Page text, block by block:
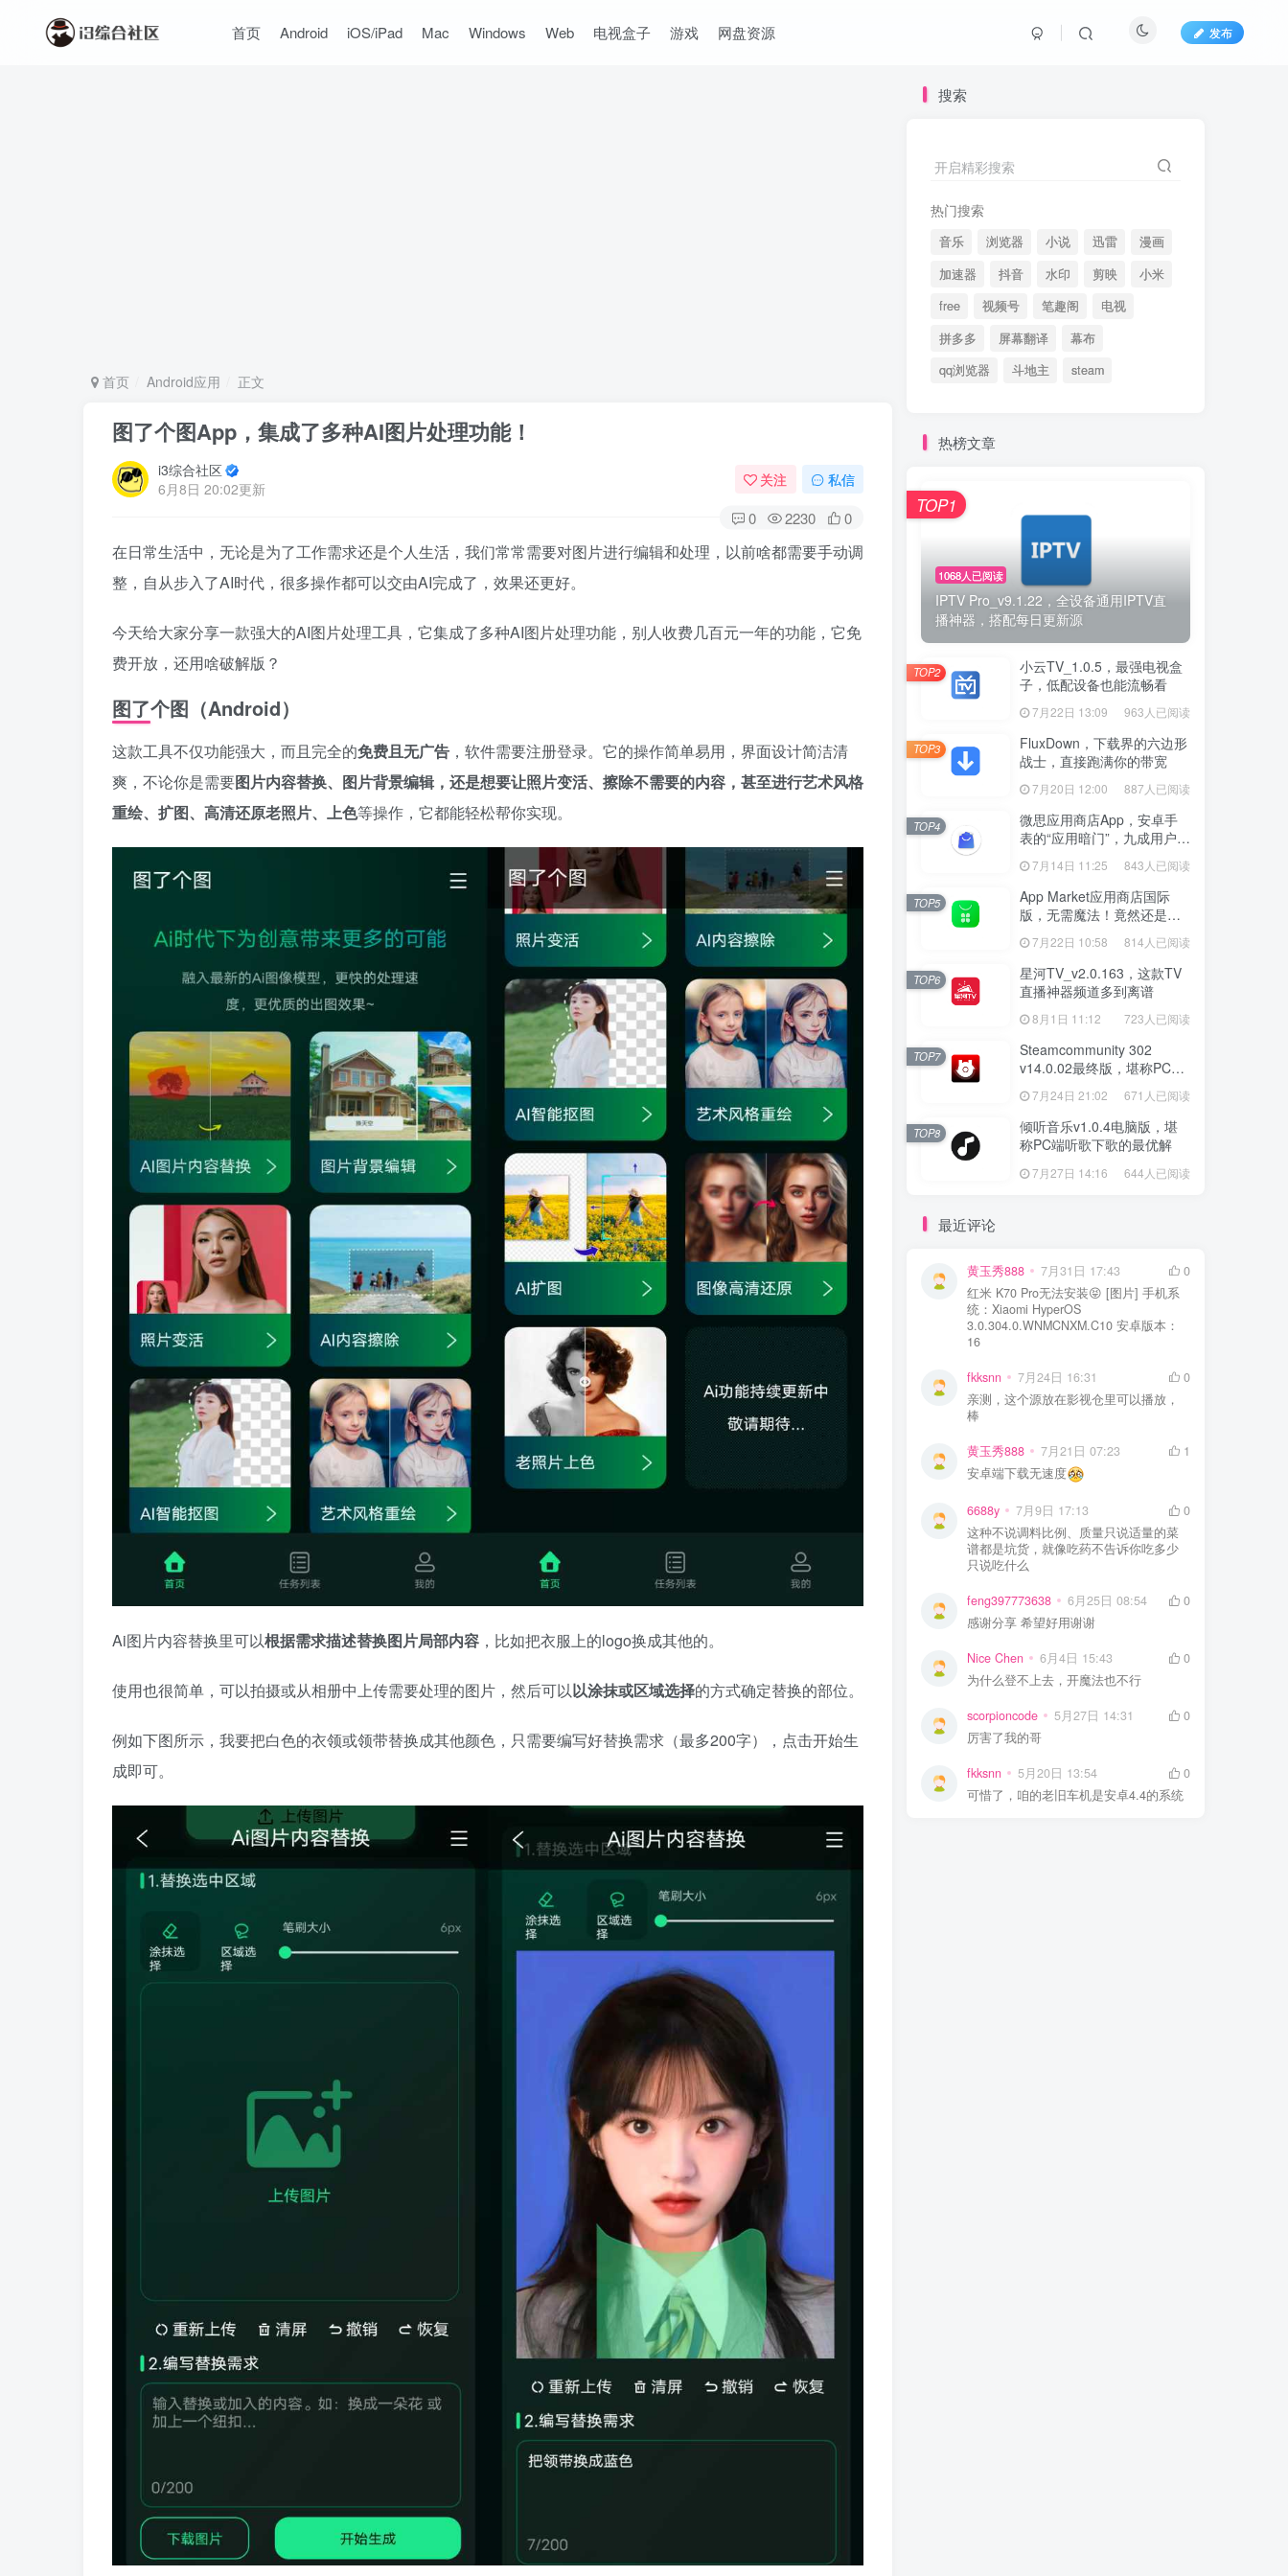
首页 Android iOS/iPad Mac Windows Web 电视盒子 游戏 网盘资源 发布
首页 Android应用 正文
图了个图App，集成了多种AI图片处理功能！
i3综合社区
6月8日 20:02更新
关注 私信
0 2230 0
在日常生活中，无论是为了工作需求还是个人生活，我们常常需要对图片进行编辑和处理，以前啥都需要手动调
整，自从步入了AI时代，很多操作都可以交由AI完成了，效果还更好。
今天给大家分享一款强大的AI图片处理工具，它集成了多种AI图片处理功能，别人收费几百元一年的功能，它免
费开放，还用啥破解版？
图了个图（Android）
这款工具不仅功能强大，而且完全的免费且无广告 ，软件需要注册登录。它的操作简单易用，界面设计简洁清
爽，不论你是需要图片内容替换、图片背景编辑，还是想要让照片变活、擦除不需要的内容，甚至进行艺术风格
重绘、扩图、高清还原老照片、上色等操作，它都能轻松帮你实现。
Ai图片内容替换里可以根据需求描述替换图片局部内容 ，比如把衣服上的logo换成其他的。
使用也很简单，可以拍摄或从相册中上传需要处理的图片，然后可以以涂抹或区域选择的方式确定替换的部位。
例如下图所示，我要把白色的衣领或领带替换成其他颜色，只需要编写好替换需求（最多200字），点击开始生
成即可。
搜索
开启精彩搜索
热门搜索
音乐 浏览器 小说 迅雷
漫画
加速器
抖音 水印 剪映
小米
free
视频号 笔趣阁
电视
拼多多
屏幕翻译
幕布
qq浏览器
斗地主 steam
热榜文章
1068人已阅读
IPTV Pro_v9.1.22，全设备通用IPTV直
播神器，搭配每日更新源
TOP1
小云TV_1.0.5，最强电视盒
子，低配设备也能流畅看
7月22日 13:09 963人已阅读
TOP2
FluxDown，下载界的六边形
战士，直接跑满你的带宽
7月20日 12:00 887人已阅读
TOP3
微思应用商店App，安卓手
表的“应用暗门”，九成用户还
没发现
7月14日 11:25 843人已阅读
TOP4
App Market应用商店国际
版，无需魔法！竟然还是大
厂出品？
7月22日 10:58 814人已阅读
TOP5
星河TV_v2.0.163，这款TV
直播神器频道多到离谱
8月1日 11:12 723人已阅读
TOP6
Steamcommunity 302
v14.0.02最终版，堪称PC玩
家必备的网络工具箱
7月24日 21:02 671人已阅读
TOP7
倾听音乐v1.0.4电脑版，堪
称PC端听歌下歌的最优解
7月27日 14:16 644人已阅读
TOP8
最近评论
黄玉秀888 7月31日 17:43
0
红米 K70 Pro无法安装😝 [图片] 手机系
统：Xiaomi HyperOS
3.0.304.0.WNMCNXM.C10 安卓版本：
16
fkksnn 7月24日 16:31
0
亲测，这个源放在影视仓里可以播放，
棒
黄玉秀888 7月21日 07:23
1
安卓端下载无速度
6688y 7月9日 17:13
0
这种不说调料比例、质量只说适量的菜
谱都是坑货，就像吃药不告诉你吃多少
只说吃什么
feng397773638 6月25日 08:54
0
感谢分享 希望好用谢谢
Nice Chen 6月4日 15:43
0
为什么登不上去，开魔法也不行
scorpioncode 5月27日 14:31
0
厉害了我的哥
fkksnn 5月20日 13:54
0
可惜了，咱的老旧车机是安卓4.4的系统